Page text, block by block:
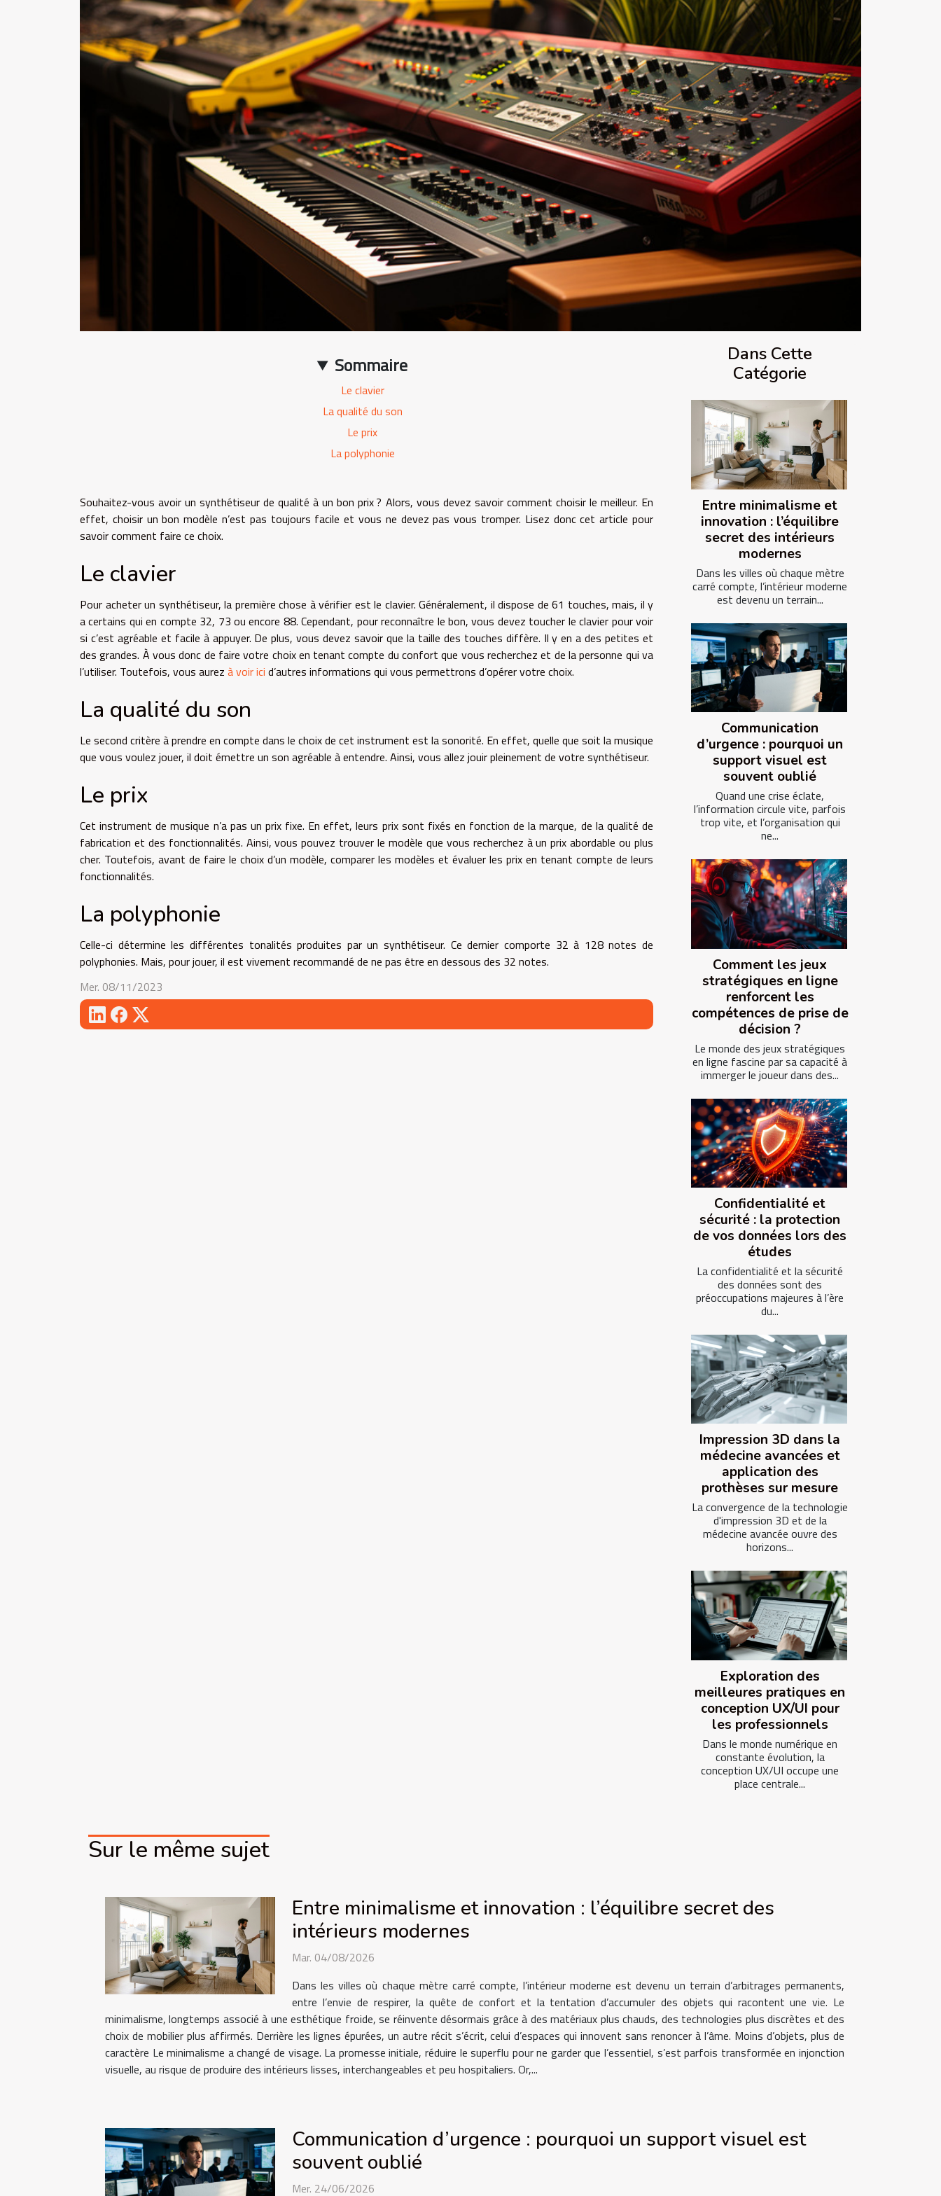
Sommaire
Le clavier
La qualité du son
Le prix
La polyphonie
Souhaitez-vous avoir un synthétiseur de qualité à un bon prix ? Alors, vous devez savoir comment choisir le meilleur. En
effet, choisir un bon modèle n’est pas toujours facile et vous ne devez pas vous tromper. Lisez donc cet article pour
savoir comment faire ce choix.
Le clavier
Pour acheter un synthétiseur, la première chose à vérifier est le clavier. Généralement, il dispose de 61 touches, mais, il y
a certains qui en compte 32, 73 ou encore 88. Cependant, pour reconnaître le bon, vous devez toucher le clavier pour voir
si c’est agréable et facile à appuyer. De plus, vous devez savoir que la taille des touches diffère. Il y en a des petites et
des grandes. À vous donc de faire votre choix en tenant compte du confort que vous recherchez et de la personne qui va
l’utiliser. Toutefois, vous aurez à voir ici d’autres informations qui vous permettrons d’opérer votre choix.
La qualité du son
Le second critère à prendre en compte dans le choix de cet instrument est la sonorité. En effet, quelle que soit la musique
que vous voulez jouer, il doit émettre un son agréable à entendre. Ainsi, vous allez jouir pleinement de votre synthétiseur.
Le prix
Cet instrument de musique n’a pas un prix fixe. En effet, leurs prix sont fixés en fonction de la marque, de la qualité de
fabrication et des fonctionnalités. Ainsi, vous pouvez trouver le modèle que vous recherchez à un prix abordable ou plus
cher. Toutefois, avant de faire le choix d’un modèle, comparer les modèles et évaluer les prix en tenant compte de leurs
fonctionnalités.
La polyphonie
Celle-ci détermine les différentes tonalités produites par un synthétiseur. Ce dernier comporte 32 à 128 notes de
polyphonies. Mais, pour jouer, il est vivement recommandé de ne pas être en dessous des 32 notes.
Mer. 08/11/2023
Dans Cette
Catégorie
Entre minimalisme et
innovation : l’équilibre
secret des intérieurs
modernes
Dans les villes où chaque mètre
carré compte, l’intérieur moderne
est devenu un terrain...
Communication
d’urgence : pourquoi un
support visuel est
souvent oublié
Quand une crise éclate,
l’information circule vite, parfois
trop vite, et l’organisation qui
ne...
Comment les jeux
stratégiques en ligne
renforcent les
compétences de prise de
décision ?
Le monde des jeux stratégiques
en ligne fascine par sa capacité à
immerger le joueur dans des...
Confidentialité et
sécurité : la protection
de vos données lors des
études
La confidentialité et la sécurité
des données sont des
préoccupations majeures à l’ère
du...
Impression 3D dans la
médecine avancées et
application des
prothèses sur mesure
La convergence de la technologie
d'impression 3D et de la
médecine avancée ouvre des
horizons...
Exploration des
meilleures pratiques en
conception UX/UI pour
les professionnels
Dans le monde numérique en
constante évolution, la
conception UX/UI occupe une
place centrale...
Sur le même sujet
Entre minimalisme et innovation : l’équilibre secret des
intérieurs modernes
Mar. 04/08/2026
Dans les villes où chaque mètre carré compte, l’intérieur moderne est devenu un terrain d’arbitrages permanents,
entre l’envie de respirer, la quête de confort et la tentation d’accumuler des objets qui racontent une vie. Le
minimalisme, longtemps associé à une esthétique froide, se réinvente désormais grâce à des matériaux plus chauds, des technologies plus discrètes et des
choix de mobilier plus affirmés. Derrière les lignes épurées, un autre récit s’écrit, celui d’espaces qui innovent sans renoncer à l’âme. Moins d’objets, plus de
caractère Le minimalisme a changé de visage. La promesse initiale, réduire le superflu pour ne garder que l’essentiel, s’est parfois transformée en injonction
visuelle, au risque de produire des intérieurs lisses, interchangeables et peu hospitaliers. Or,...
Communication d’urgence : pourquoi un support visuel est
souvent oublié
Mer. 24/06/2026